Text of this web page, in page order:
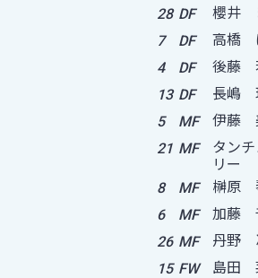
28 DF 櫻井
7 DF 高橋
4 DF 後藤
13 DF 長嶋
5 MF 伊藤
21 MF タン
リー
8 MF 榊原
6 MF 加藤
26 MF 丹野
15 FW 島田